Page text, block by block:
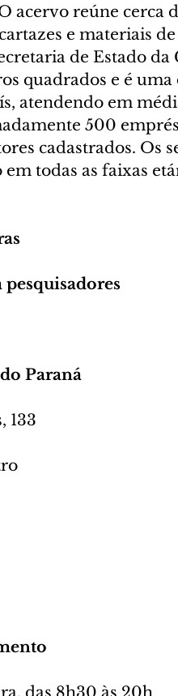
acervo reúne cerca
e materiais
de Estado da
quadrados e é
atendendo em
500
cadastrados. Os
em todas as faixas
Paraná
133